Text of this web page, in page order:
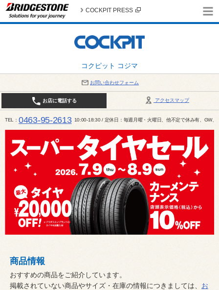
コクピット コジマ
COCKPIT PRESS
お問い合わせフォーム
アクセスマップ
お店に電話する
TEL 0463-95-2613 10:00-18:30 / 定休日：毎週月曜・火曜日、他不定で休み有、GW、
商品情報
おすすめの商品をご紹介しています。
掲載されていない商品やサイズ・在庫の情報につきましては、 お